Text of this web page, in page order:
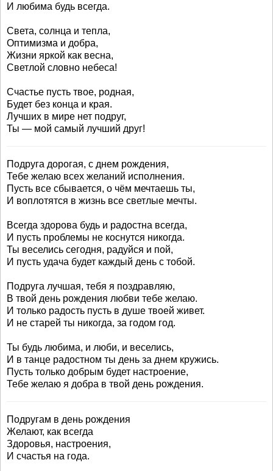
И любима будь всегда.
Света, солнца и тепла,
Оптимизма и добра,
Жизни яркой как весна,
Светлой словно небеса!
Счастье пусть твое, родная,
Будет без конца и края.
Лучших в мире нет подруг,
Ты — мой самый лучший друг!
Подруга дорогая, с днем рождения,
Тебе желаю всех желаний исполнения.
Пусть все сбывается, о чём мечтаешь ты,
И воплотятся в жизнь все светлые мечты.
Всегда здорова будь и радостна всегда,
И пусть проблемы не коснутся никогда.
Ты веселись сегодня, радуйся и пой,
И пусть удача будет каждый день с тобой.
Подруга лучшая, тебя я поздравляю,
В твой день рождения любви тебе желаю.
И только радость пусть в душе твоей живет.
И не старей ты никогда, за годом год.
Ты будь любима, и люби, и веселись,
И в танце радостном ты день за днем кружись.
Пусть только добрым будет настроение,
Тебе желаю я добра в твой день рождения.
Подругам в день рождения
Желают, как всегда
Здоровья, настроения,
И счастья на года.